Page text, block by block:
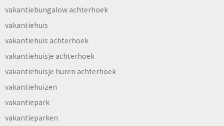
vakantiebungalow achterhoek
vakantiehuis
vakantiehuis achterhoek
vakantiehuisje achterhoek
vakantiehuisje huren achterhoek
vakantiehuizen
vakantiepark
vakantieparken